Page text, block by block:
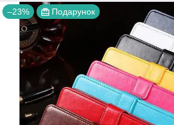
–23% Подарунок